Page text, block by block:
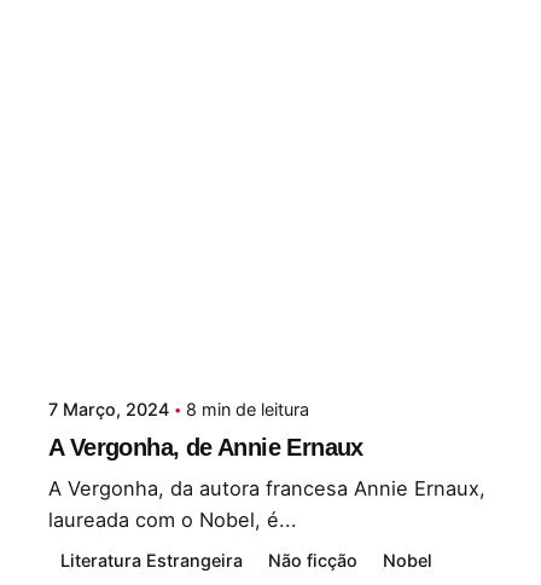
7 Março, 2024 8 min de leitura
A Vergonha, de Annie Ernaux
A Vergonha, da autora francesa Annie Ernaux,
laureada com o Nobel, é...
Literatura Estrangeira Não ficção Nobel